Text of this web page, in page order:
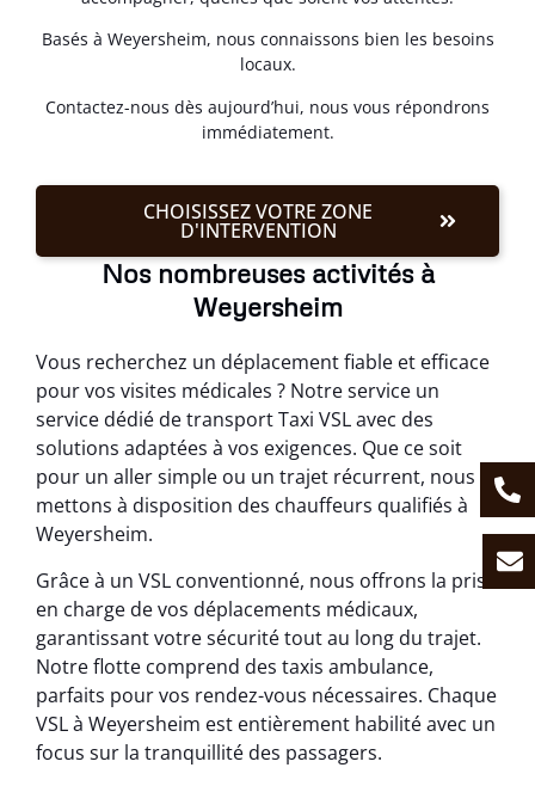
Basés à Weyersheim, nous connaissons bien les besoins
locaux.
Contactez-nous dès aujourd’hui, nous vous répondrons
immédiatement.
CHOISISSEZ VOTRE ZONE
D'INTERVENTION
Nos nombreuses activités à
Weyersheim
Vous recherchez un déplacement fiable et efficace
pour vos visites médicales ? Notre service un
service dédié de transport Taxi VSL avec des
solutions adaptées à vos exigences. Que ce soit
pour un aller simple ou un trajet récurrent, nous
mettons à disposition des chauffeurs qualifiés à
Weyersheim.
Grâce à un VSL conventionné, nous offrons la prise
en charge de vos déplacements médicaux,
garantissant votre sécurité tout au long du trajet.
Notre flotte comprend des taxis ambulance,
parfaits pour vos rendez-vous nécessaires. Chaque
VSL à Weyersheim est entièrement habilité avec un
focus sur la tranquillité des passagers.